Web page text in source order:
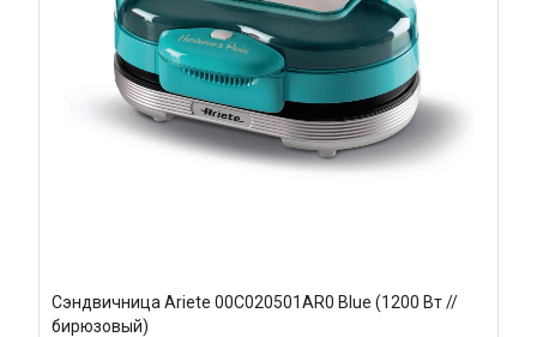
Сэндвичница Ariete 00C020501AR0 Blue (1200 Вт //
бирюзовый)